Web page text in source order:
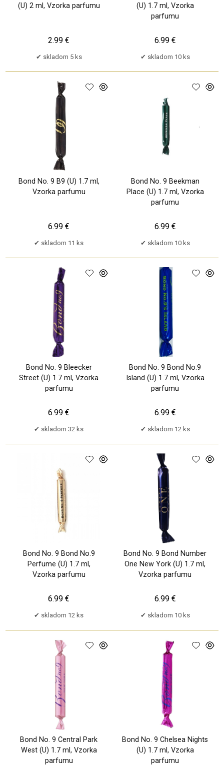
(U) 2 ml, Vzorka parfumu
skladom 5 ks
2.99 €
(U) 1.7 ml, Vzorka
parfumu
skladom 10 ks
6.99 €
Bond No. 9 B9 (U) 1.7 ml,
Vzorka parfumu
skladom 11 ks
6.99 €
Bond No. 9 Beekman
Place (U) 1.7 ml, Vzorka
parfumu
skladom 10 ks
6.99 €
Bond No. 9 Bleecker
Street (U) 1.7 ml, Vzorka
parfumu
skladom 32 ks
6.99 €
Bond No. 9 Bond No.9
Island (U) 1.7 ml, Vzorka
parfumu
skladom 12 ks
6.99 €
Bond No. 9 Bond No.9
Perfume (U) 1.7 ml,
Vzorka parfumu
skladom 12 ks
6.99 €
Bond No. 9 Bond Number
One New York (U) 1.7 ml,
Vzorka parfumu
skladom 10 ks
6.99 €
Bond No. 9 Central Park
West (U) 1.7 ml, Vzorka
parfumu
Bond No. 9 Chelsea Nights
(U) 1.7 ml, Vzorka
parfumu